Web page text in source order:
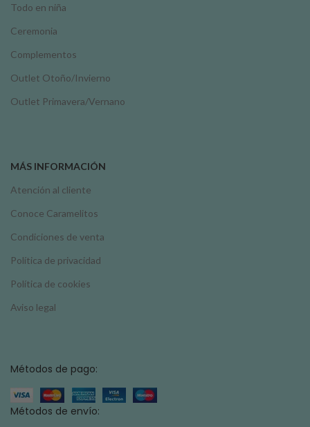
Todo en niña
Ceremonia
Complementos
Outlet Otoño/Invierno
Outlet Primavera/Vernano
MÁS INFORMACIÓN
Atención al cliente
Conoce Caramelitos
Condiciones de venta
Política de privacidad
Política de cookies
Aviso legal
Métodos de pago:
Métodos de envío: